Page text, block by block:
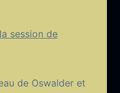
session de
de Oswalder et